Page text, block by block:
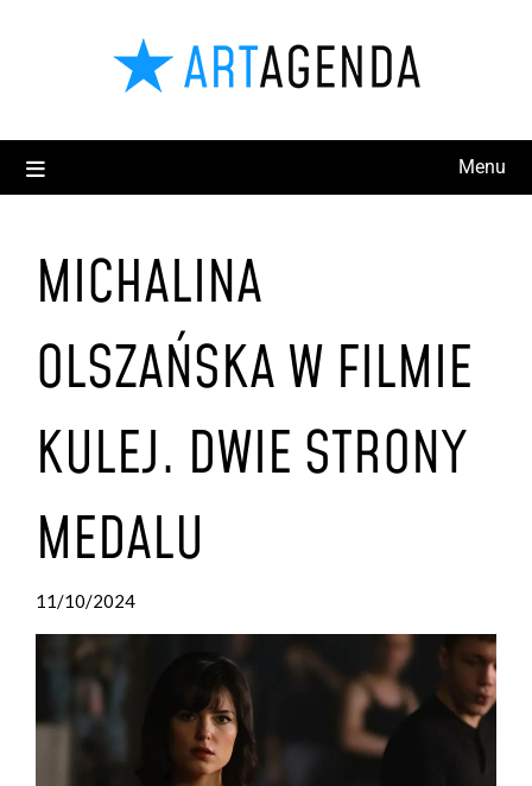
Menu
MICHALINA
OLSZAŃSKA W FILMIE
KULEJ. DWIE STRONY
MEDALU
11/10/2024
Zosia